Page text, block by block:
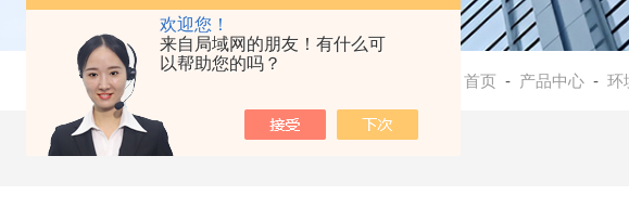
欢迎您！
来自局域网的朋友！有什么可
以帮助您的吗？
首页 - 产品中心- 环